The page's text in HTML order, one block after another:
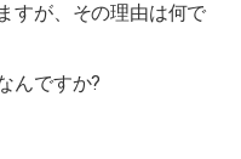
すが、その理由は何で
んですか?